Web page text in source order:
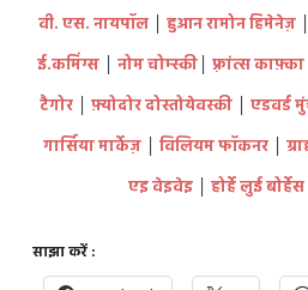
वी. एस. नायपॉल│ हुआन रामोन हिमेनेज़│
ई.कमिंग्स │नोम चोम्स्की │फ़्रांत्स काफ़्का
टैगोर│ फ़्योदोर दोस्तोयेवस्की│ एडवर्ड
गार्सिया मार्केज़ │विलियम फॉकनर │
एइ वेइवेइ│ होर्हे लुई बोर्हेस
साझा करें :